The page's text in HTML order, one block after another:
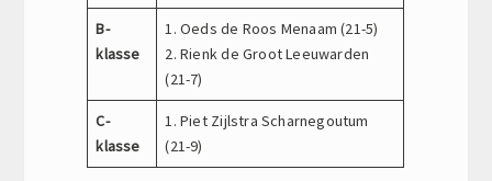
B-
klasse
1. Oeds de Roos Menaam (21-5)
2. Rienk de Groot Leeuwarden
(21-7)
C-
klasse
1. Piet Zijlstra Scharnegoutum
(21-9)